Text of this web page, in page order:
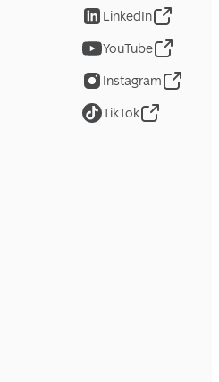
LinkedIn
YouTube
Instagram
TikTok